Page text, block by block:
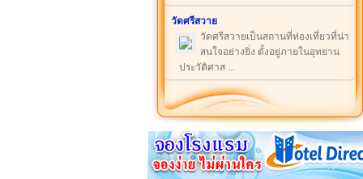
วัดศรีสวาย
วัดศรีสวายเป็นสถานที่ท่องเที่ยวที่น่า
สนใจอย่างยิ่ง ตั้งอยู่ภายในอุทยาน
ประวัติศาส ...